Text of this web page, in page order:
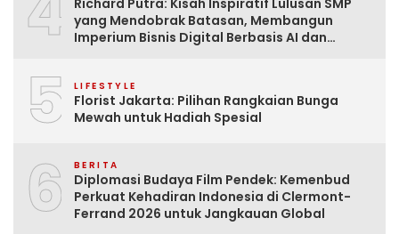
Richard Putra: Kisah Inspiratif Lulusan SMP
yang Mendobrak Batasan, Membangun
Imperium Bisnis Digital Berbasis AI dan
5 LIFESTYLE
Florist Jakarta: Pilihan Rangkaian Bunga
Mewah untuk Hadiah Spesial
6 BERITA
Diplomasi Budaya Film Pendek: Kemenbud
Perkuat Kehadiran Indonesia di Clermont-
Ferrand 2026 untuk Jangkauan Global